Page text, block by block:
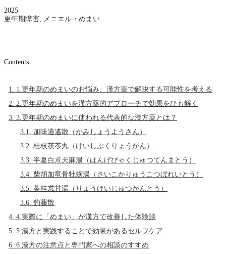
2025
更年期障害, メニエル・めまい
Contents
1. 1.更年期のめまいのお悩み、漢方薬で解決する可能性を考える
2. 2.更年期のめまいを漢方薬的アプローチで効果をひも解く
3. 3.更年期のめまいに使われる代表的な漢方薬とは？
3.1. 加味逍遙散（かみしょうようさん）
3.2. 桂枝茯苓丸（けいしぶくりょうがん）
3.3. 半夏白朮天麻湯（はんげびゃくじゅつてんまとう）
3.4. 柴胡加竜骨牡蛎湯（さいこかりゅうこつぼれいとう）
3.5. 苓桂朮甘湯（りょうけいじゅつかんとう）
3.6. 釣藤散
4. 4.実際に「めまい」が漢方で改善した体験談
5. 5.漢方と実践することで効果があるセルフケア
6. 6.漢方の注意点と専門家への相談のすすめ